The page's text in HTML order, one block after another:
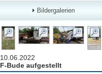
Bildergalerien
10.06.2022
F-Bude aufgestellt